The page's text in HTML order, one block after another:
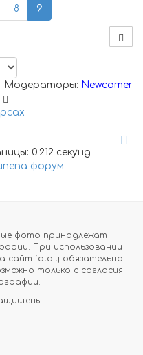
8 9
Модераторы: Newcomer
0.212 секунд
форум
фото принадлежат
При использовании
сайт foto.tj обязательна.
только с согласия